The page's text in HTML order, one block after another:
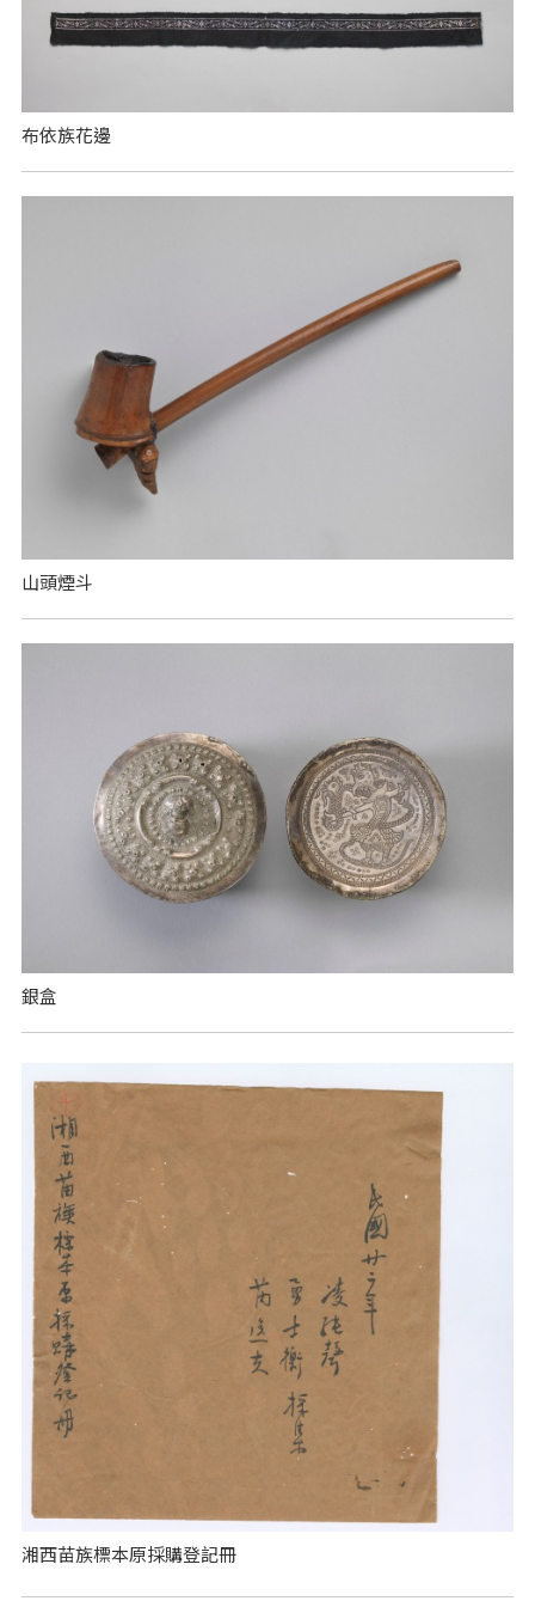
布依族花邊
山頭煙斗
銀盒
湘西苗族標本原採購登記冊